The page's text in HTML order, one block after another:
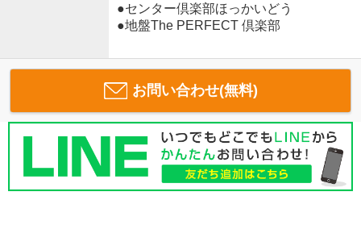
●センター倶楽部ほっかいどう
●地盤The PERFECT 倶楽部
お問い合わせ(無料)